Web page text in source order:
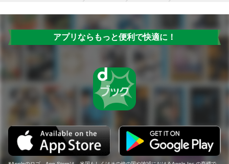
アプリならもっと便利で快適に！